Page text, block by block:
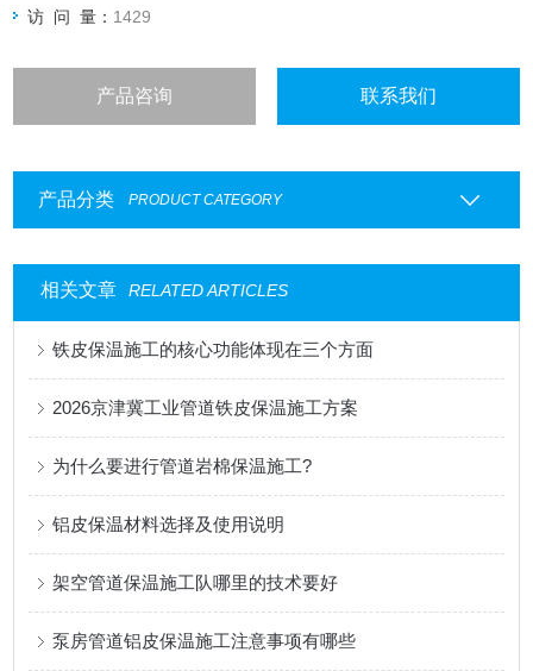
访 问 量： 1429
产品咨询 联系我们
产品分类 PRODUCT CATEGORY
相关文章 RELATED ARTICLES
铁皮保温施工的核心功能体现在三个方面
2026京津冀工业管道铁皮保温施工方案
为什么要进行管道岩棉保温施工?
铝皮保温材料选择及使用说明
架空管道保温施工队哪里的技术要好
泵房管道铝皮保温施工注意事项有哪些